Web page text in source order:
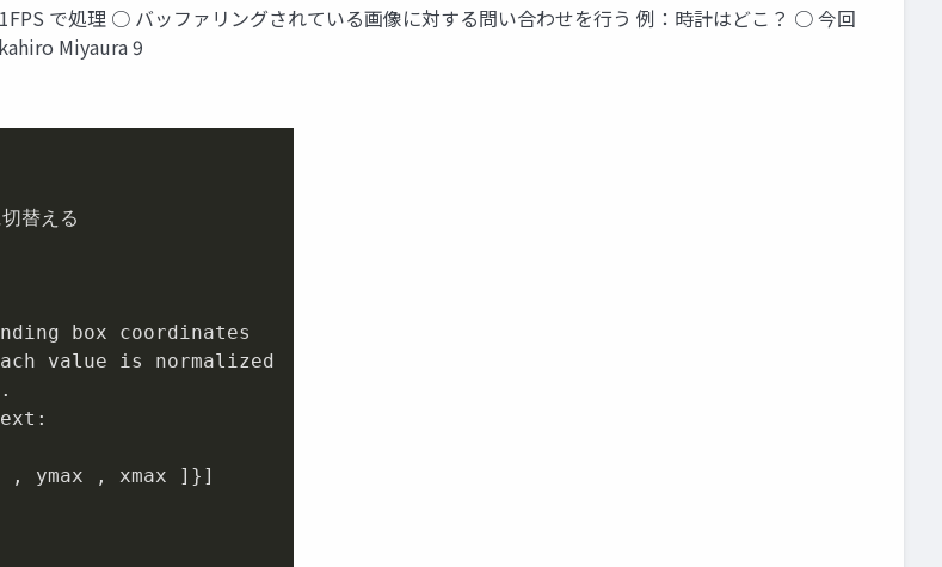
で処理 ○ バッファリングされている画像に対する問い合わせを行う 例：時計はどこ？ ○ 今回
Miyaura 9
切替える
value is normalized
ymax , xmax ]}]